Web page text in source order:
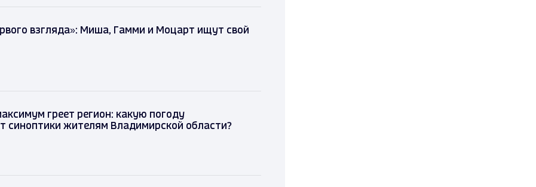
взгляда»: Миша, Гамми и Моцарт ищут свой
греет регион: какую погоду
синоптики жителям Владимирской области?